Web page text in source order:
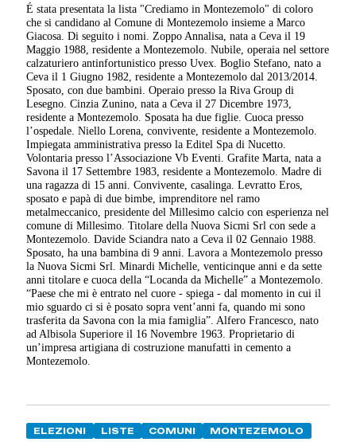
É stata presentata la lista "Crediamo in Montezemolo" di coloro
che si candidano al Comune di Montezemolo insieme a Marco
Giacosa. Di seguito i nomi. Zoppo Annalisa, nata a Ceva il 19
Maggio 1988, residente a Montezemolo. Nubile, operaia nel settore
calzaturiero antinfortunistico presso Uvex. Boglio Stefano, nato a
Ceva il 1 Giugno 1982, residente a Montezemolo dal 2013/2014.
Sposato, con due bambini. Operaio presso la Riva Group di
Lesegno. Cinzia Zunino, nata a Ceva il 27 Dicembre 1973,
residente a Montezemolo. Sposata ha due figlie. Cuoca presso
l’ospedale. Niello Lorena, convivente, residente a Montezemolo.
Impiegata amministrativa presso la Editel Spa di Nucetto.
Volontaria presso l’Associazione Vb Eventi. Grafite Marta, nata a
Savona il 17 Settembre 1983, residente a Montezemolo. Madre di
una ragazza di 15 anni. Convivente, casalinga. Levratto Eros,
sposato e papà di due bimbe, imprenditore nel ramo
metalmeccanico, presidente del Millesimo calcio con esperienza nel
comune di Millesimo. Titolare della Nuova Sicmi Srl con sede a
Montezemolo. Davide Sciandra nato a Ceva il 02 Gennaio 1988.
Sposato, ha una bambina di 9 anni. Lavora a Montezemolo presso
la Nuova Sicmi Srl. Minardi Michelle, venticinque anni e da sette
anni titolare e cuoca della “Locanda da Michelle” a Montezemolo.
“Paese che mi è entrato nel cuore - spiega - dal momento in cui il
mio sguardo ci si è posato sopra vent’anni fa, quando mi sono
trasferita da Savona con la mia famiglia”. Alfero Francesco, nato
ad Albisola Superiore il 16 Novembre 1963. Proprietario di
un’impresa artigiana di costruzione manufatti in cemento a
Montezemolo.
ELEZIONI LISTE COMUNI MONTEZEMOLO